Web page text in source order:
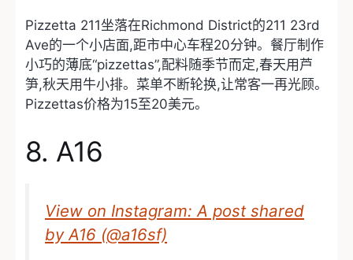
Pizzetta 211坐落在Richmond District的211 23rd
Ave的一个小店面,距市中心车程20分钟。餐厅制作
小巧的薄底“pizzettas”,配料随季节而定,春天用芦
笋,秋天用牛小排。菜单不断轮换,让常客一再光顾。
Pizzettas价格为15至20美元。
8. A16
View on Instagram: A post shared
by A16 (@a16sf)